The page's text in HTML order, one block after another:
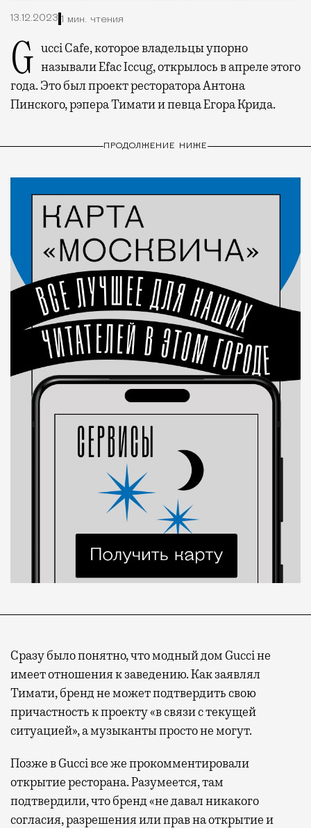
13.12.2023 1 мин. чтения
Gucci Cafe, которое владельцы упорно называли Efac Iccug, открылось в апреле этого
года. Это был проект ресторатора Антона
Пинского, рэпера Тимати и певца Егора Крида.
ПРОДОЛЖЕНИЕ НИЖЕ
Сразу было понятно, что модный дом Gucci не
имеет отношения к заведению. Как заявлял
Тимати, бренд не может подтвердить свою
причастность к проекту «в связи с текущей
ситуацией», а музыканты просто не могут.
Позже в Gucci все же прокомментировали
открытие ресторана. Разумеется, там
подтвердили, что бренд «не давал никакого
согласия, разрешения или прав на открытие и